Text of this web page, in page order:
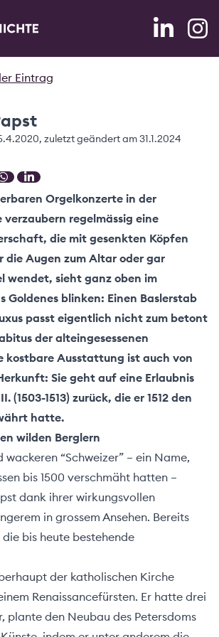
Eintrag
, zuletzt geändert am31.1.2024
Orgelkonzerte in der
verzaubern regelmässig eine
die mit gesenkten Köpfen
die Augen zum Altar oder gar
wendet, sieht ganz oben im
Goldenes blinken: Einen Baslerstab
passt eigentlich nicht zum betont
der alteingesessenen
kostbare Ausstattung ist auch von
Sie geht auf eine Erlaubnis
(1503-1513) zurück, die er 1512 den
hatte.
wilden Berglern
wackeren “Schweizer” – ein Name,
bis 1500 verschmäht hatten –
dank ihrer wirkungsvollen
in grossem Ansehen. Bereits
bis heute bestehende
der katholischen Kirche
Renaissancefürsten. Er hatte drei
plante den Neubau des Petersdoms